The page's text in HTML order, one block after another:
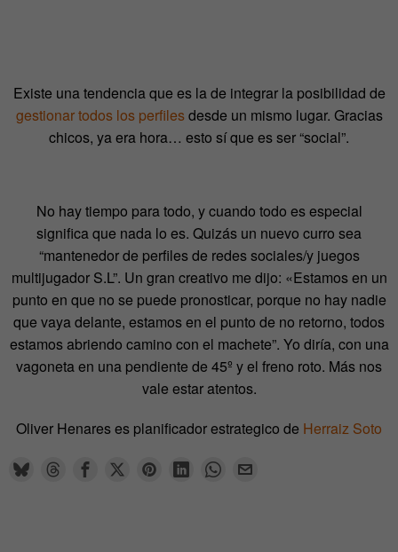
Existe una tendencia que es la de integrar la posibilidad de
gestionar todos los perfilesdesde un mismo lugar. Gracias
chicos, ya era hora… esto sí que es ser “social”.
No hay tiempo para todo, y cuando todo es especial
significa que nada lo es. Quizás un nuevo curro sea
“mantenedor de perfiles de redes sociales/y juegos
multijugador S.L”. Un gran creativo me dijo: «Estamos en un
punto en que no se puede pronosticar, porque no hay nadie
que vaya delante, estamos en el punto de no retorno, todos
estamos abriendo camino con el machete”. Yo diría, con una
vagoneta en una pendiente de 45º y el freno roto. Más nos
vale estar atentos.
Oliver Henares es planificador estrategico de Herraiz Soto